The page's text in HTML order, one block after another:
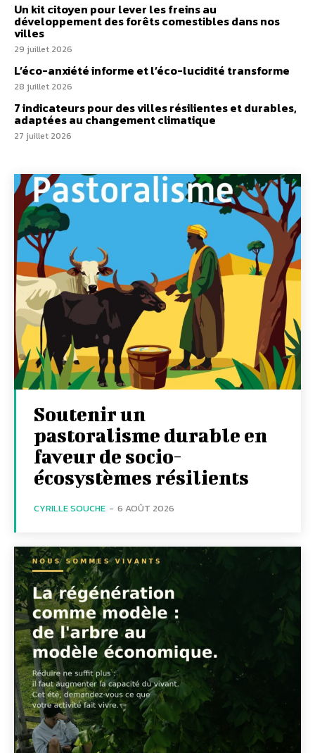
Un kit citoyen pour lever les freins au
développement des forêts comestibles dans nos
villes
29 juillet 2026
L’éco-anxiété informe et l’éco-lucidité transforme
28 juillet 2026
7 indicateurs pour des villes résilientes et durables,
adaptées au changement climatique
27 juillet 2026
Soutenir un
pastoralisme durable en
faveur de socio-
écosystèmes résilients
CYRILLE SOUCHE - 6 AOÛT 2026